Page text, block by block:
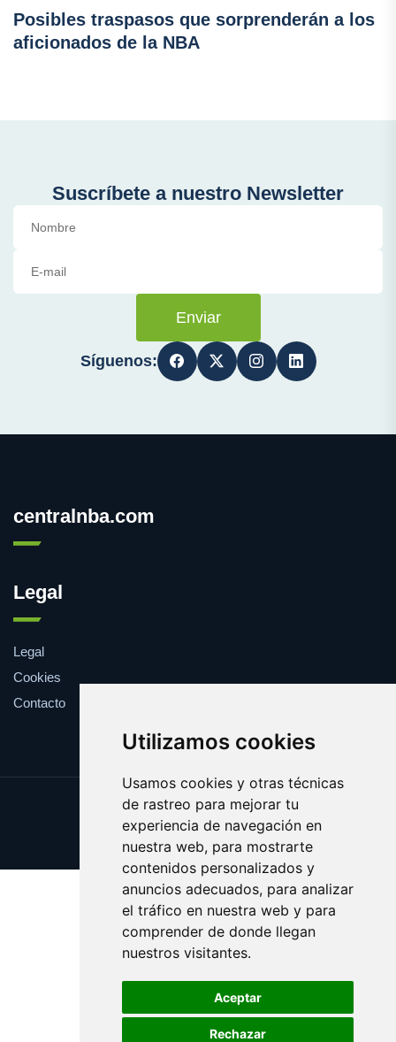
Utilizamos cookies
Usamos cookies y otras técnicas
de rastreo para mejorar tu
experiencia de navegación en
nuestra web, para mostrarte
contenidos personalizados y
anuncios adecuados, para analizar
el tráfico en nuestra web y para
comprender de donde llegan
nuestros visitantes.
Aceptar
Rechazar
Posibles traspasos que sorprenderán a los
aficionados de la NBA
Suscríbete a nuestro Newsletter
Enviar
Síguenos:
centralnba.com
Legal
Legal
Cookies
Contacto
Update cookies preferences
Copyright © 2025 centralnba.com